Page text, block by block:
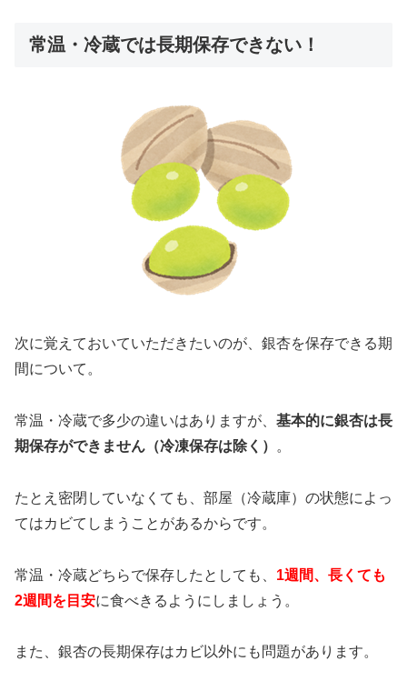
常温・冷蔵では長期保存できない！
次に覚えておいていただきたいのが、銀杏を保存できる期
間について。
常温・冷蔵で多少の違いはありますが、 基本的に銀杏は長
期保存ができません（冷凍保存は除く）
。
たとえ密閉していなくても、部屋（冷蔵庫）の状態によっ
てはカビてしまうことがあるからです。
常温・冷蔵どちらで保存したとしても、 1週間、長くても
2週間を目安に食べきるようにしましょう。
また、銀杏の長期保存はカビ以外にも問題があります。